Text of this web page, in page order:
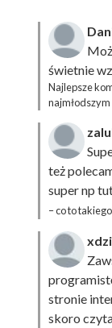
świetnie
Najlepsze
też
super np
– co to
stronie
skoro